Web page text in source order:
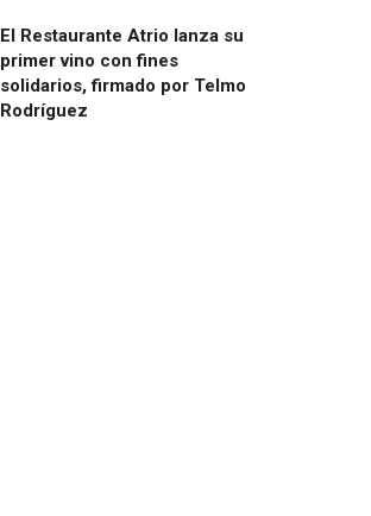
El Restaurante Atrio lanza su
primer vino con fines
solidarios, firmado por Telmo
Rodríguez